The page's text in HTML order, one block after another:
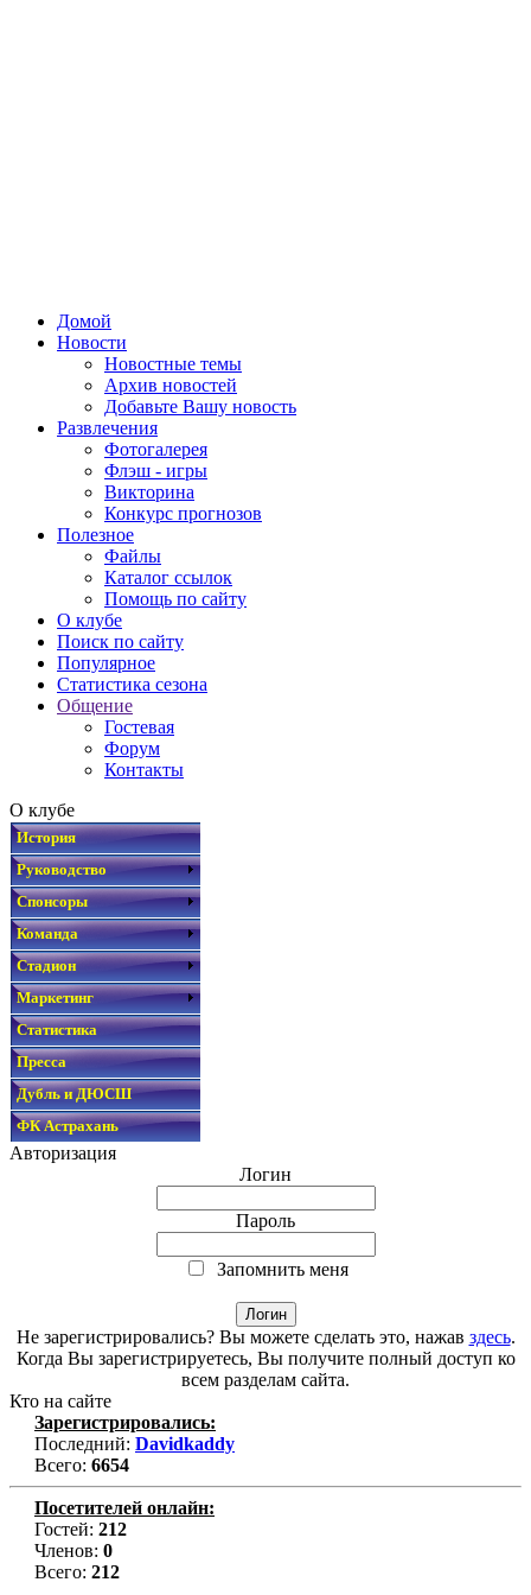
Домой
Новости
Новостные темы
Архив новостей
Добавьте Вашу новость
Развлечения
Фотогалерея
Флэш - игры
Викторина
Конкурс прогнозов
Полезное
Файлы
Каталог ссылок
Помощь по сайту
О клубе
Поиск по сайту
Популярное
Статистика сезона
Общение
Гостевая
Форум
Контакты
О клубе
История
Руководство
Спонсоры
Команда
Стадион
Маркетинг
Статистика
Пресса
Дубль и ДЮСШ
ФК Астрахань
Авторизация
Логин
Пароль
Запомнить меня
Не зарегистрировались? Вы можете сделать это, нажав здесь.
Когда Вы зарегистрируетесь, Вы получите полный доступ ко
всем разделам сайта.
Кто на сайте
Зарегистрировались:
Последний: Davidkaddy
Всего: 6654
Посетителей онлайн:
Гостей: 212
Членов: 0
Всего: 212